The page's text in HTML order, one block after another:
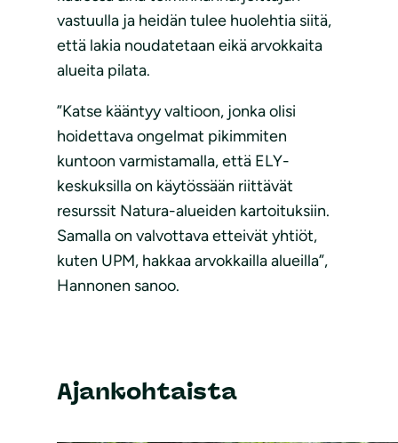
vastuulla ja heidän tulee huolehtia siitä,
että lakia noudatetaan eikä arvokkaita
alueita pilata.
”Katse kääntyy valtioon, jonka olisi
hoidettava ongelmat pikimmiten
kuntoon varmistamalla, että ELY-
keskuksilla on käytössään riittävät
resurssit Natura-alueiden kartoituksiin.
Samalla on valvottava etteivät yhtiöt,
kuten UPM, hakkaa arvokkailla alueilla”,
Hannonen sanoo.
Ajankohtaista